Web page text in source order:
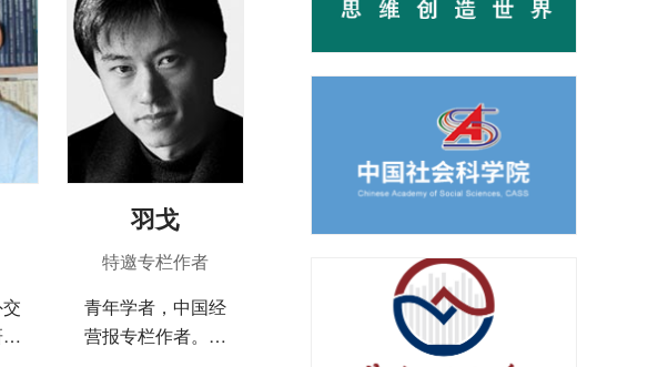
员
羽戈
特邀专栏作者
青年学者，中国经
营报专栏作者。致